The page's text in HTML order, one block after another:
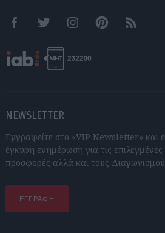
FacebookTwitter InstagramPinterestRSS feeds
NEWSLETTER
Εγγραφείτε στο «VIP Newsletter» και
έγκυρη ενημέρωση για τις επιλεγμένες
προσφορές αλλά και τους
ΕΓΓΡΑΦΗ